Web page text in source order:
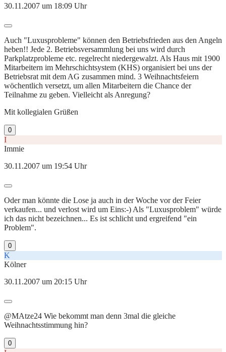
30.11.2007 um 18:09 Uhr
Auch "Luxusprobleme" können den Betriebsfrieden aus den Angeln
heben!! Jede 2. Betriebsversammlung bei uns wird durch
Parkplatzprobleme etc. regelrecht niedergewalzt. Als Haus mit 1900
Mitarbeitern im Mehrschichtsystem (KHS) organisiert bei uns der
Betriebsrat mit dem AG zusammen mind. 3 Weihnachtsfeiern
wöchentlich versetzt, um allen Mitarbeitern die Chance der
Teilnahme zu geben. Vielleicht als Anregung?
Mit kollegialen Grüßen
0
I
Immie
30.11.2007 um 19:54 Uhr
Oder man könnte die Lose ja auch in der Woche vor der Feier
verkaufen... und verlost wird um Eins:-) Als "Luxusproblem" würde
ich das nicht bezeichnen... Es ist schlicht und ergreifend "ein
Problem".
0
K
Kölner
30.11.2007 um 20:15 Uhr
@MAtze24 Wie bekommt man denn 3mal die gleiche
Weihnachtsstimmung hin?
0